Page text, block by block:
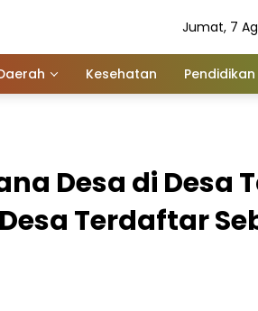
Jumat, 7
Kesehatan Pendidikan
Desa di Desa
Terdaftar